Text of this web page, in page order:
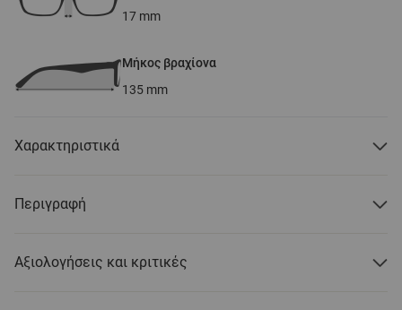
17 mm
Μήκος βραχίονα
135 mm
Χαρακτηριστικά
Περιγραφή
Αξιολογήσεις και κριτικές